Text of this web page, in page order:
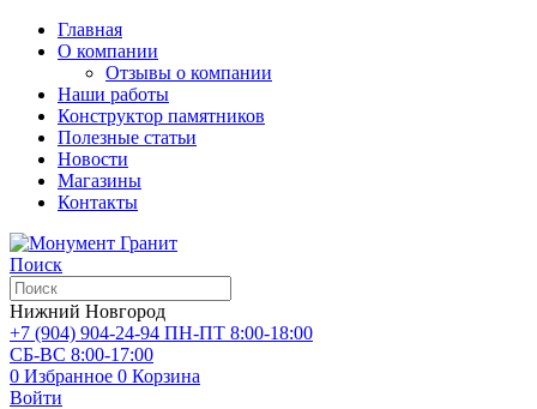
Главная
О компании
Отзывы о компании
Наши работы
Конструктор памятников
Полезные статьи
Новости
Магазины
Контакты
Поиск
Нижний Новгород
+7 (904) 904-24-94 ПН-ПТ 8:00-18:00
СБ-ВС 8:00-17:00
0 Избранное 0 Корзина
Войти